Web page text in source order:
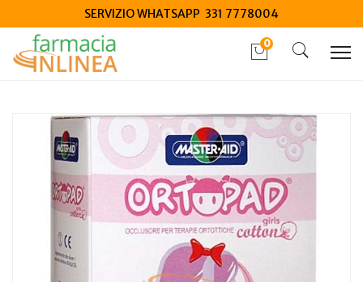
SERVIZIO WHATSAPP 331 7778004
0
Master-Aid Ortopad Cotton Girls Occlusore Per Terapie
Ortottiche Medium 20 Pezzi